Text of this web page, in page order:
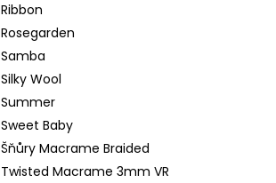
Ribbon
Rosegarden
Samba
Silky Wool
Summer
Sweet Baby
Šňůry Macrame Braided
Twisted Macrame 3mm VR